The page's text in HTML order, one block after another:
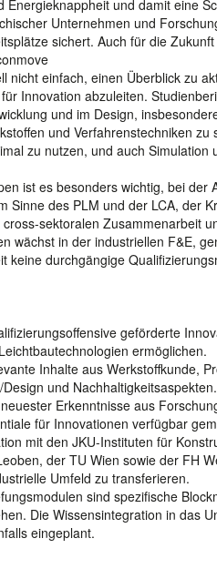
Energieknappheit und damit eine
Unternehmen und
sichert. Auch für die
nicht einfach, einen Überblick zu
Innovation abzuleiten.
und im Design,
und Verfahrenstechniken
zu nutzen, und auch
ist es besonders wichtig, bei
Sinne des PLM und der LCA, der
sektoralen Zusammenarbeit
wächst in der industriellen F&E,
keine durchgängige
geförderte
ermöglichen.
Inhalte aus Werkstoffkunde,
und
Erkenntnisse aus
für Innovationen verfügbar
mit den JKU-Instituten für
der TU Wien sowie der FH
Umfeld zu transferieren.
sind spezifische
Die Wissensintegration in das
eingeplant.